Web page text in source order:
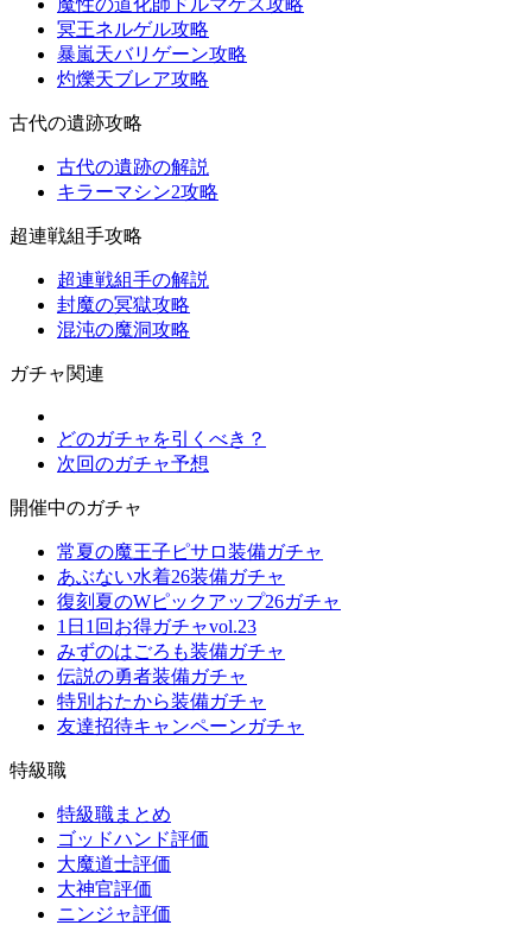
魔性の道化師ドルマゲス攻略
冥王ネルゲル攻略
暴嵐天バリゲーン攻略
灼爍天ブレア攻略
古代の遺跡攻略
古代の遺跡の解説
キラーマシン2攻略
超連戦組手攻略
超連戦組手の解説
封魔の冥獄攻略
混沌の魔洞攻略
ガチャ関連
どのガチャを引くべき？
次回のガチャ予想
開催中のガチャ
常夏の魔王子ピサロ装備ガチャ
あぶない水着26装備ガチャ
復刻夏のWピックアップ26ガチャ
1日1回お得ガチャvol.23
みずのはごろも装備ガチャ
伝説の勇者装備ガチャ
特別おたから装備ガチャ
友達招待キャンペーンガチャ
特級職
特級職まとめ
ゴッドハンド評価
大魔道士評価
大神官評価
ニンジャ評価